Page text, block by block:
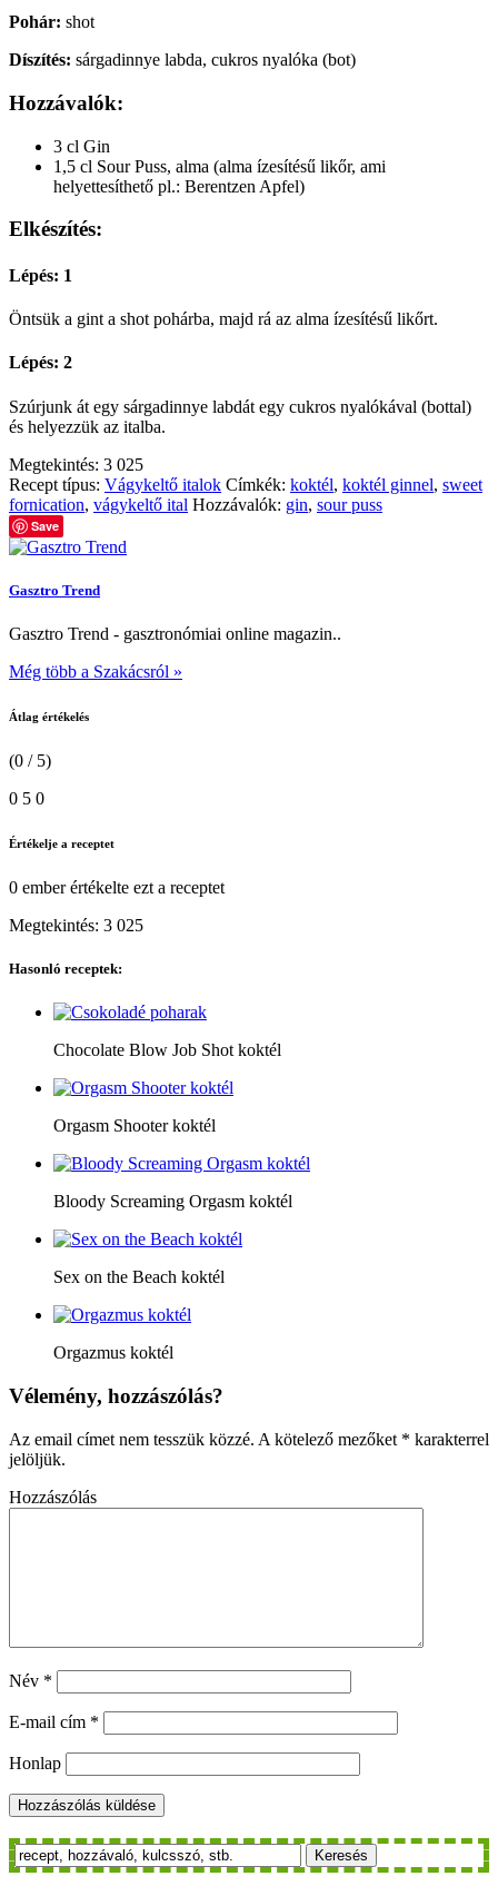
Pohár: shot
Díszítés: sárgadinnye labda, cukros nyalóka (bot)
Hozzávalók:
3 cl Gin
1,5 cl Sour Puss, alma (alma ízesítésű likőr, ami
helyettesíthető pl.: Berentzen Apfel)
Elkészítés:
Lépés: 1
Öntsük a gint a shot pohárba, majd rá az alma ízesítésű likőrt.
Lépés: 2
Szúrjunk át egy sárgadinnye labdát egy cukros nyalókával (bottal)
és helyezzük az italba.
Megtekintés: 3 025
Recept típus: Vágykeltő italok Címkék: koktél, koktél ginnel, sweet
fornication, vágykeltő ital Hozzávalók: gin, sour puss
Save
Gasztro Trend
Gasztro Trend - gasztronómiai online magazin..
Még több a Szakácsról »
Átlag értékelés
(0 / 5)
0 5 0
Értékelje a receptet
0 emberértékelte ezt a receptet
Megtekintés: 3 025
Hasonló receptek:
Chocolate Blow Job Shot koktél
Orgasm Shooter koktél
Bloody Screaming Orgasm koktél
Sex on the Beach koktél
Orgazmus koktél
Vélemény, hozzászólás?
Az email címet nem tesszük közzé. A kötelező mezőket * karakterrel
jelöljük.
Hozzászólás
Név *
E-mail cím *
Honlap
Keresés